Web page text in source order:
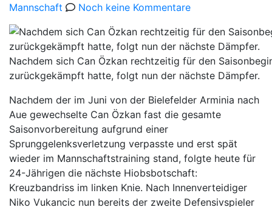
Mannschaft
Noch keine Kommentare
Nachdem sich Can Özkan rechtzeitig für den
zurückgekämpft hatte, folgt nun der nächste Dämpfer.
Nachdem der im Juni von der Bielefelder Arminia nach
Aue gewechselte Can Özkan fast die gesamte
Saisonvorbereitung aufgrund einer
Sprunggelenksverletzung verpasste und erst spät
wieder im Mannschaftstraining stand, folgte heute für
24-Jährigen die nächste Hiobsbotschaft:
Kreuzbandriss im linken Knie. Nach Innenverteidiger
Niko Vukancic nun bereits der zweite Defensivspieler